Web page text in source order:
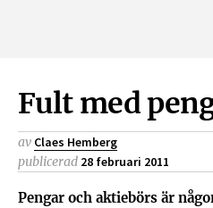
Fult med
av Claes Hemberg
publicerad 28 februari 2011
Pengar och aktiebörs är